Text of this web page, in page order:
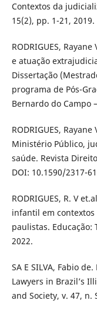
Contextos da
15(2), pp. 1-21, 2019.
RODRIGUES,
e atuação
Dissertação
programa de Pós-
Bernardo do Campo
RODRIGUES,
Ministério Público,
saúde. Revista
DOI: 10.1590/2317-
RODRIGUES, R. V
infantil em
paulistas. Educação:
2022.
SA E SILVA, Fabio
Lawyers in Brazil’s
and Society, v. 47, n.